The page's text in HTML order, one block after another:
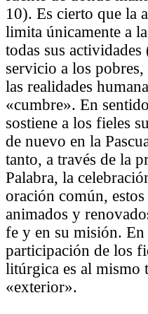
10). Es cierto que la
limita únicamente a
todas sus
servicio a los
las realidades
«cumbre». En
sostiene a los fieles
de nuevo en la
tanto, a través de la
Palabra, la
oración común,
animados y
fe y en su misión. En
participación de los
litúrgica es al
«exterior».